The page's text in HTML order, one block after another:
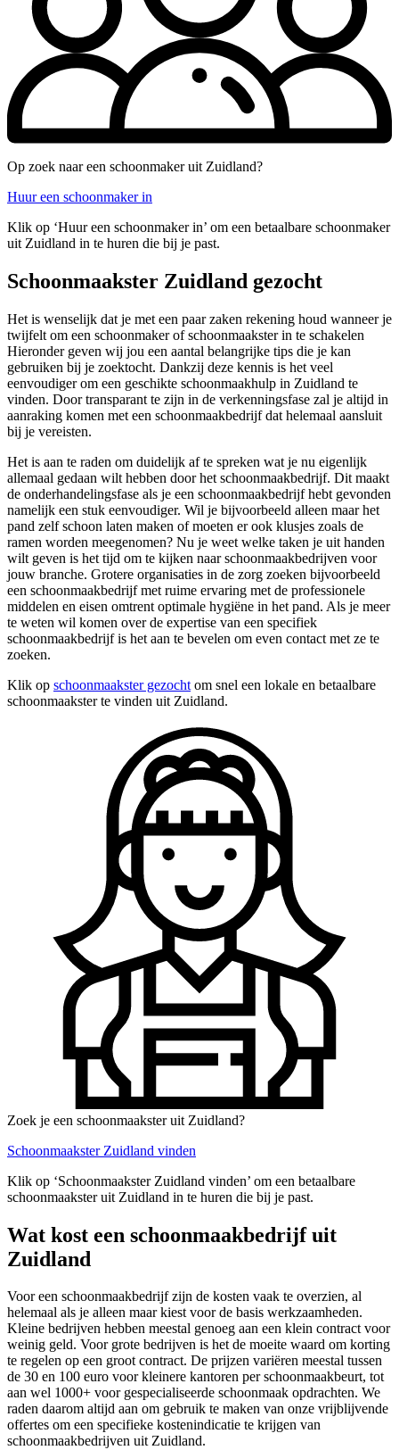
Op zoek naar een schoonmaker uit Zuidland?
Huur een schoonmaker in
Klik op ‘Huur een schoonmaker in’ om een betaalbare schoonmaker
uit Zuidland in te huren die bij je past.
Schoonmaakster Zuidland gezocht
Het is wenselijk dat je met een paar zaken rekening houd wanneer je
twijfelt om een schoonmaker of schoonmaakster in te schakelen
Hieronder geven wij jou een aantal belangrijke tips die je kan
gebruiken bij je zoektocht. Dankzij deze kennis is het veel
eenvoudiger om een geschikte schoonmaakhulp in Zuidland te
vinden. Door transparant te zijn in de verkenningsfase zal je altijd in
aanraking komen met een schoonmaakbedrijf dat helemaal aansluit
bij je vereisten.
Het is aan te raden om duidelijk af te spreken wat je nu eigenlijk
allemaal gedaan wilt hebben door het schoonmaakbedrijf. Dit maakt
de onderhandelingsfase als je een schoonmaakbedrijf hebt gevonden
namelijk een stuk eenvoudiger. Wil je bijvoorbeeld alleen maar het
pand zelf schoon laten maken of moeten er ook klusjes zoals de
ramen worden meegenomen? Nu je weet welke taken je uit handen
wilt geven is het tijd om te kijken naar schoonmaakbedrijven voor
jouw branche. Grotere organisaties in de zorg zoeken bijvoorbeeld
een schoonmaakbedrijf met ruime ervaring met de professionele
middelen en eisen omtrent optimale hygiëne in het pand. Als je meer
te weten wil komen over de expertise van een specifiek
schoonmaakbedrijf is het aan te bevelen om even contact met ze te
zoeken.
Klik op schoonmaakster gezocht om snel een lokale en betaalbare
schoonmaakster te vinden uit Zuidland.
Zoek je een schoonmaakster uit Zuidland?
Schoonmaakster Zuidland vinden
Klik op ‘Schoonmaakster Zuidland vinden’ om een betaalbare
schoonmaakster uit Zuidland in te huren die bij je past.
Wat kost een schoonmaakbedrijf uit
Zuidland
Voor een schoonmaakbedrijf zijn de kosten vaak te overzien, al
helemaal als je alleen maar kiest voor de basis werkzaamheden.
Kleine bedrijven hebben meestal genoeg aan een klein contract voor
weinig geld. Voor grote bedrijven is het de moeite waard om korting
te regelen op een groot contract. De prijzen variëren meestal tussen
de 30 en 100 euro voor kleinere kantoren per schoonmaakbeurt, tot
aan wel 1000+ voor gespecialiseerde schoonmaak opdrachten. We
raden daarom altijd aan om gebruik te maken van onze vrijblijvende
offertes om een specifieke kostenindicatie te krijgen van
schoonmaakbedrijven uit Zuidland.